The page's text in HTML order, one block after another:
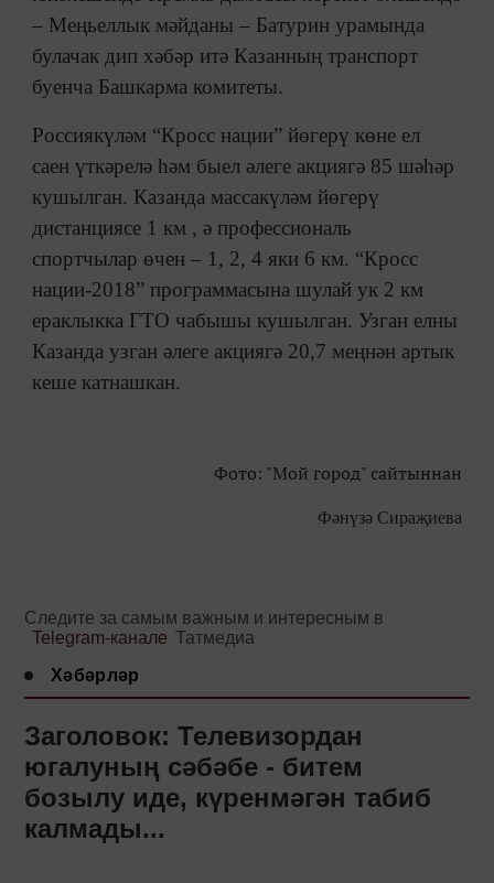
– Меңьеллык мәйданы – Батурин урамында
булачак дип хәбәр итә Казанның транспорт
буенча Башкарма комитеты.
Россиякүләм “Кросс нации” йөгерү көне ел
саен үткәрелә һәм быел әлеге акциягә 85 шәһәр
кушылган. Казанда массакүләм йөгерү
дистанциясе 1 км , ә профессиональ
спортчылар өчен – 1, 2, 4 яки 6 км. “Кросс
нации-2018” программасына шулай ук 2 км
ераклыкка ГТО чабышы кушылган. Узган елны
Казанда узган әлеге акциягә 20,7 меңнән артык
кеше катнашкан.
Фото: "Мой город" сайтыннан
Фәнүзә Сираҗиева
Следите за самым важным и интересным в
Telegram-канале Татмедиа
Хәбәрләр
Заголовок: Телевизордан
югалуның сәбәбе - битем
бозылу иде, күренмәгән табиб
калмады...